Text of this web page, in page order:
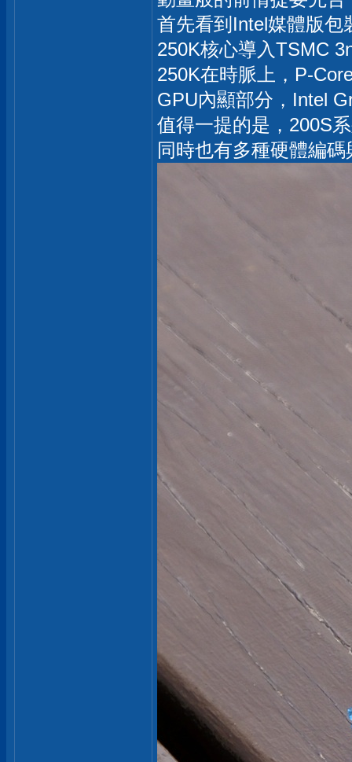
首先看到Intel媒體版包
250K核心導入TSMC
250K在時脈上，P-
GPU內顯部分，Intel
值得一提的是，200S
同時也有多種硬體編